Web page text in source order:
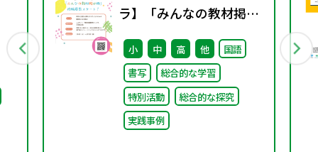
ラ】「みんなの教材掲示
板」の投稿募集を開始し
ました！
小 中 高 他
国語
書写
総合的な学習
特別活動
総合的な探究
実践事例